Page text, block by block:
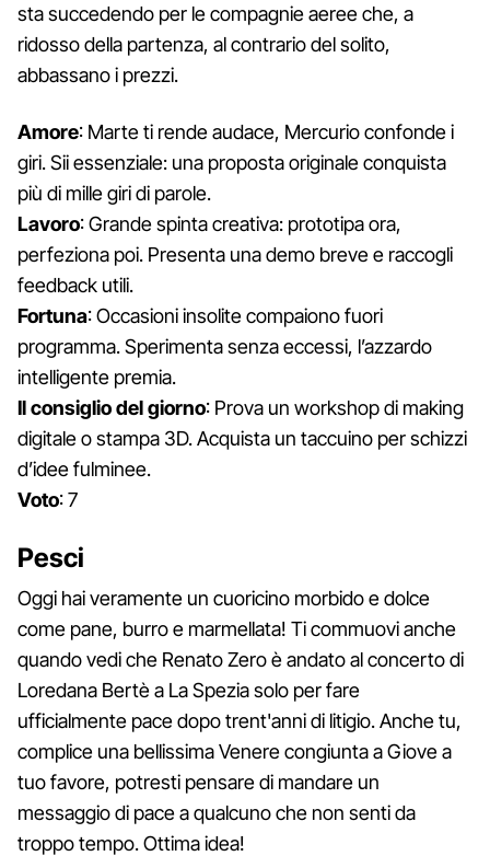
sta succedendo per le compagnie aeree che, a
ridosso della partenza, al contrario del solito,
abbassano i prezzi.
Amore: Marte ti rende audace, Mercurio confonde i
giri. Sii essenziale: una proposta originale conquista
più di mille giri di parole.
Lavoro: Grande spinta creativa: prototipa ora,
perfeziona poi. Presenta una demo breve e raccogli
feedback utili.
Fortuna: Occasioni insolite compaiono fuori
programma. Sperimenta senza eccessi, l’azzardo
intelligente premia.
Il consiglio del giorno: Prova un workshop di making
digitale o stampa 3D. Acquista un taccuino per schizzi
d’idee fulminee.
Voto: 7
Pesci
Oggi hai veramente un cuoricino morbido e dolce
come pane, burro e marmellata! Ti commuovi anche
quando vedi che Renato Zero è andato al concerto di
Loredana Bertè a La Spezia solo per fare
ufficialmente pace dopo trent'anni di litigio. Anche tu,
complice una bellissima Venere congiunta a Giove a
tuo favore, potresti pensare di mandare un
messaggio di pace a qualcuno che non senti da
troppo tempo. Ottima idea!